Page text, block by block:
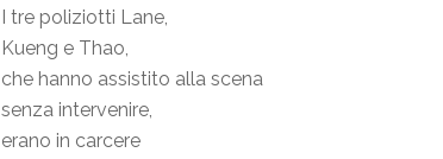
I tre poliziotti Lane,
Kueng e Thao,
che hanno assistito alla scena
senza intervenire,
erano in carcere